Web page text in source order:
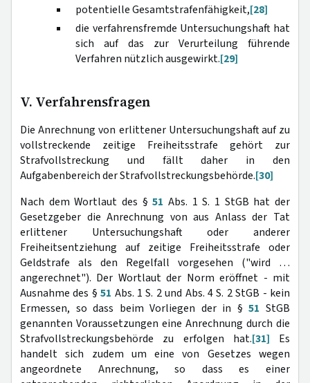
potentielle Gesamtstrafenfähigkeit,[28]
die verfahrensfremde Untersuchungshaft hat
sich auf das zur Verurteilung führende
Verfahren nützlich ausgewirkt.[29]
V. Verfahrensfragen
Die Anrechnung von erlittener Untersuchungshaft auf zu
vollstreckende zeitige Freiheitsstrafe gehört zur
Strafvollstreckung und fällt daher in den
Aufgabenbereich der Strafvollstreckungsbehörde.[30]
Nach dem Wortlaut des §51 Abs. 1 S. 1 StGB hat der
Gesetzgeber die Anrechnung von aus Anlass der Tat
erlittener Untersuchungshaft oder anderer
Freiheitsentziehung auf zeitige Freiheitsstrafe oder
Geldstrafe als den Regelfall vorgesehen ("wird …
angerechnet"). Der Wortlaut der Norm eröffnet - mit
Ausnahme des §51 Abs. 1 S. 2 und Abs. 4 S. 2 StGB - kein
Ermessen, so dass beim Vorliegen der in §51 StGB
genannten Voraussetzungen eine Anrechnung durch die
Strafvollstreckungsbehörde zu erfolgen hat.[31] Es
handelt sich zudem um eine von Gesetzes wegen
angeordnete Anrechnung, so dass es einer